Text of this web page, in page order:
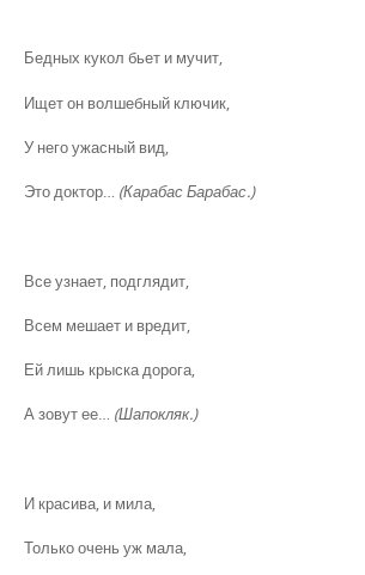
Бедных кукол бьет и мучит,
Ищет он волшебный ключик,
У него ужасный вид,
Это доктор… (Карабас Барабас.)
Все узнает, подглядит,
Всем мешает и вредит,
Ей лишь крыска дорога,
А зовут ее… (Шапокляк.)
И красива, и мила,
Только очень уж мала,